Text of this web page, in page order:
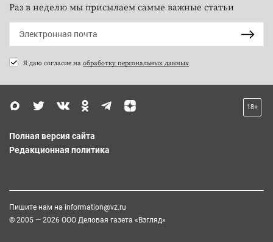
Раз в неделю мы присылаем самые важные статьи
Я даю согласие на обработку персональных данных
18+
Полная версия сайта
Редакционная политика
Пишите нам на information@vz.ru
© 2005 — 2026 ООО Деловая газета «Взгляд»